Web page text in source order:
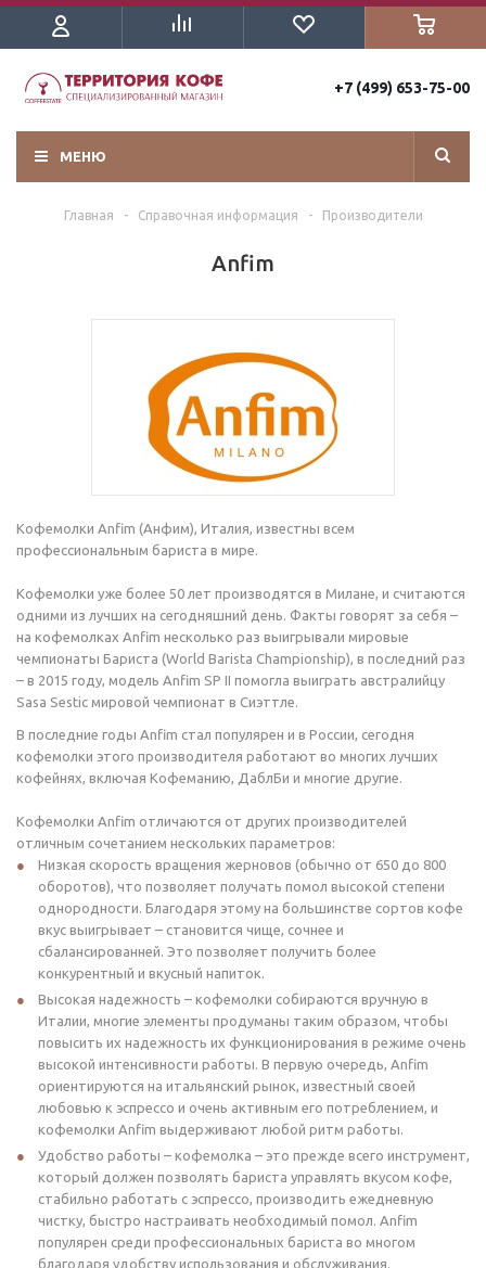
+7 (499) 653-75-00
МЕНЮ
Главная - Справочная информация - Производители
Anfim
Кофемолки Anfim (Анфим), Италия, известны всем
профессиональным бариста в мире.
Кофемолки уже более 50 лет производятся в Милане, и считаются
одними из лучших на сегодняшний день. Факты говорят за себя –
на кофемолках Anfim несколько раз выигрывали мировые
чемпионаты Бариста (World Barista Championship), в последний раз
– в 2015 году, модель Anfim SP II помогла выиграть австралийцу
Sasa Sestic мировой чемпионат в Сиэттле.
В последние годы Anfim стал популярен и в России, сегодня
кофемолки этого производителя работают во многих лучших
кофейнях, включая Кофеманию, ДаблБи и многие другие.
Кофемолки Anfim отличаются от других производителей
отличным сочетанием нескольких параметров:
Низкая скорость вращения жерновов (обычно от 650 до 800
оборотов), что позволяет получать помол высокой степени
однородности. Благодаря этому на большинстве сортов кофе
вкус выигрывает – становится чище, сочнее и
сбалансированней. Это позволяет получить более
конкурентный и вкусный напиток.
Высокая надежность – кофемолки собираются вручную в
Италии, многие элементы продуманы таким образом, чтобы
повысить их надежность их функционирования в режиме очень
высокой интенсивности работы. В первую очередь, Anfim
ориентируются на итальянский рынок, известный своей
любовью к эспрессо и очень активным его потреблением, и
кофемолки Anfim выдерживают любой ритм работы.
Удобство работы – кофемолка – это прежде всего инструмент,
который должен позволять бариста управлять вкусом кофе,
стабильно работать с эспрессо, производить ежедневную
чистку, быстро настраивать необходимый помол. Anfim
популярен среди профессиональных бариста во многом
благодаря удобству использования и обслуживания.